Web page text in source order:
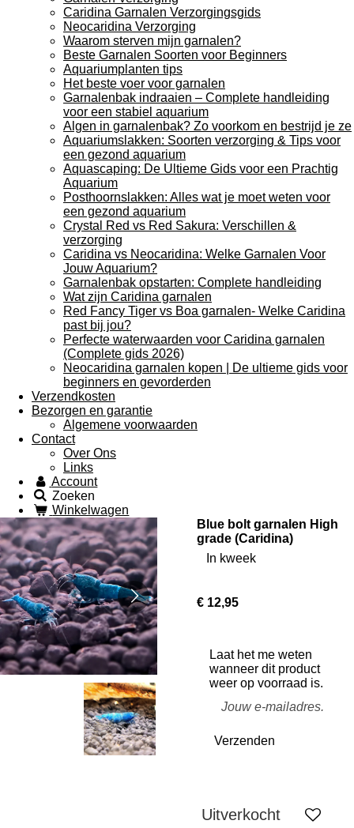
Caridina Garnalen Verzorgingsgids
Neocaridina Verzorging
Waarom sterven mijn garnalen?
Beste Garnalen Soorten voor Beginners
Aquariumplanten tips
Het beste voer voor garnalen
Garnalenbak indraaien – Complete handleiding
voor een stabiel aquarium
Algen in garnalenbak? Zo voorkom en bestrijd je ze
Aquariumslakken: Soorten verzorging & Tips voor
een gezond aquarium
Aquascaping: De Ultieme Gids voor een Prachtig
Aquarium
Posthoornslakken: Alles wat je moet weten voor
een gezond aquarium
Crystal Red vs Red Sakura: Verschillen &
verzorging
Caridina vs Neocaridina: Welke Garnalen Voor
Jouw Aquarium?
Garnalenbak opstarten: Complete handleiding
Wat zijn Caridina garnalen
Red Fancy Tiger vs Boa garnalen- Welke Caridina
past bij jou?
Perfecte waterwaarden voor Caridina garnalen
(Complete gids 2026)
Neocaridina garnalen kopen | De ultieme gids voor
beginners en gevorderden
Verzendkosten
Bezorgen en garantie
Algemene voorwaarden
Contact
Over Ons
Links
Account
Zoeken
Winkelwagen
Blue bolt garnalen High
grade (Caridina)
In kweek
€ 12,95
Laat het me weten
wanneer dit product
weer op voorraad is.
Verzenden
Uitverkocht